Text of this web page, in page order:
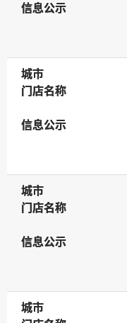
信息公示
信息公示
城市
城市
门店名称
门店名称
信息公示
信息公示
城市
城市
门店名称
门店名称
信息公示
信息公示
城市
城市